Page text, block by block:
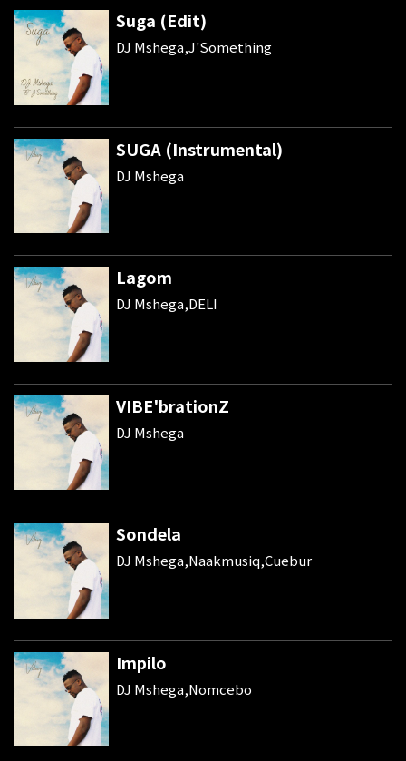
Suga (Edit)
DJ Mshega,J'Something
SUGA (Instrumental)
DJ Mshega
Lagom
DJ Mshega,DELI
VIBE'brationZ
DJ Mshega
Sondela
DJ Mshega,Naakmusiq,Cuebur
Impilo
DJ Mshega,Nomcebo